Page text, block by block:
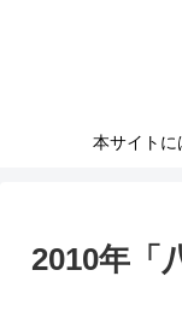
本サイトに
2010年「